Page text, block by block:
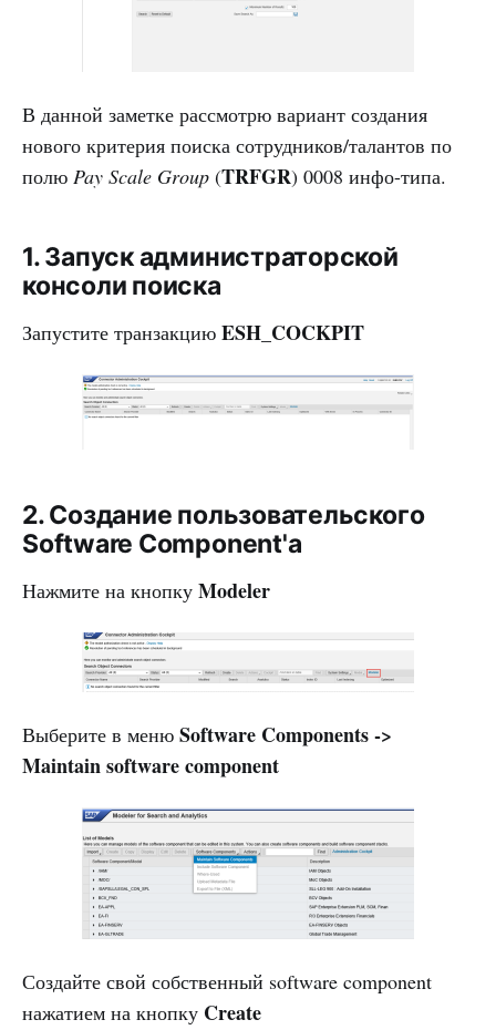
В данной заметке рассмотрю вариант создания
нового критерия поиска сотрудников/талантов по
полю Pay Scale Group (TRFGR) 0008 инфо-типа.
1. Запуск администраторской
консоли поиска
Запустите транзакцию ESH_COCKPIT
2. Создание пользовательского
Software Component'a
Нажмите на кнопку Modeler
Выберите в меню Software Components ->
Maintain software component
Создайте свой собственный software component
нажатием на кнопку Create